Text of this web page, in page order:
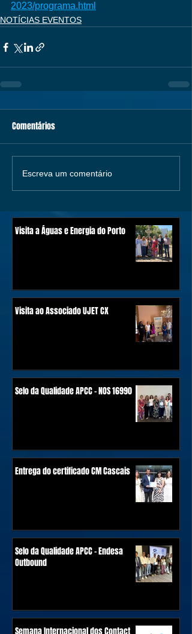
2023/programa.html
NOTÍCIAS EVENTOS
Comentários
Escreva um comentário
Visita a Águas e Energia do Porto
Visita ao Associado UJET CX
Selo da Qualidade APCC - NOS 16990
Entrega do certificado CM Cascais
Selo da Qualidade APCC - Endesa
Outbound